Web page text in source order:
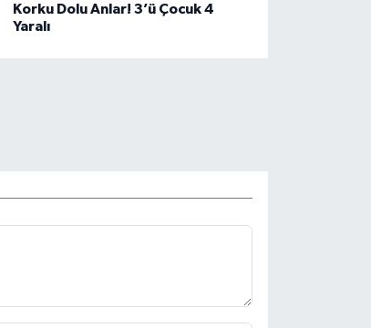
Korku Dolu Anlar! 3’ü Çocuk 4
Yaralı